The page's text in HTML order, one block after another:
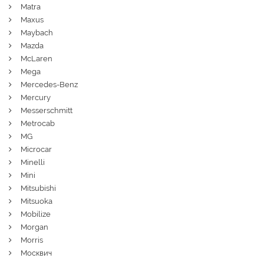
Matra
Maxus
Maybach
Mazda
McLaren
Mega
Mercedes-Benz
Mercury
Messerschmitt
Metrocab
MG
Microcar
Minelli
Mini
Mitsubishi
Mitsuoka
Mobilize
Morgan
Morris
Москвич